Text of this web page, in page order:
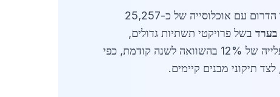
מעודכן לאפריל 2026. ריתוך מתכת בערד מהווה ענף חיוני בתעשיית הפלדה והברזל בישראל, במיוחד באזור הדרום עם אוכלוסייה של כ-25,257
בערד בשל פרויקטי תשתיות גדולים,
התפתחות תעשייתית והגברת הבנייה למגורים. שוק הריתוך המקומי מוערך בכ-15 מיליון שקלים בשנה, עם עלייה של 12% בהשוואה לשנה קודמת, כפי
תיקוני מבנים קיימים.